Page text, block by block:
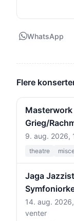
WhatsApp
Flere
Grieg/
9. aug. 2026,
theatre
Jaga
14. aug.
venter